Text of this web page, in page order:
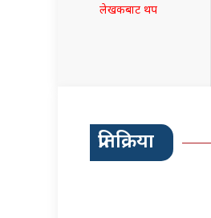
लेखकबाट थप
प्रतिक्रिया